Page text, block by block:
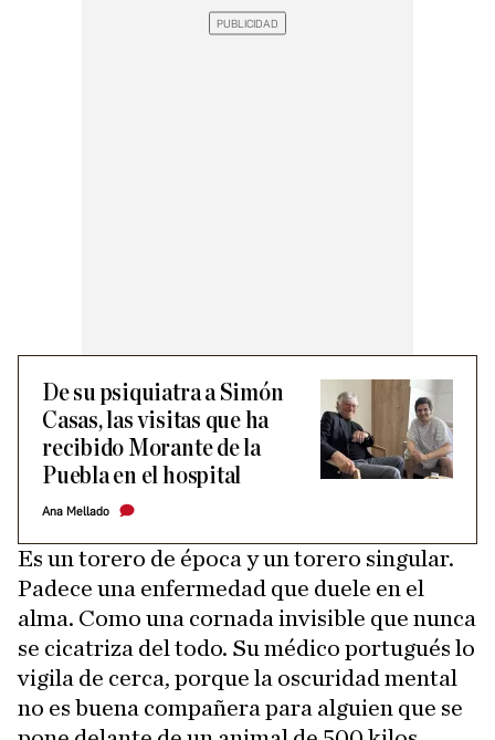
De su psiquiatra a Simón
Casas, las visitas que ha
recibido Morante de la
Puebla en el hospital
Ana Mellado
Es un torero de época y un torero singular.
Padece una enfermedad que duele en el
alma. Como una cornada invisible que nunca
se cicatriza del todo. Su médico portugués lo
vigila de cerca, porque la oscuridad mental
no es buena compañera para alguien que se